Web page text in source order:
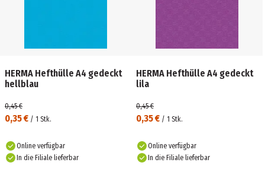
HERMA Hefthülle A4 gedeckt
hellblau
0,35 € / 1 Stk.
0,45 €
Online verfügbar
In die Filiale lieferbar
HERMA Hefthülle A4 gedeckt
lila
0,35 € / 1 Stk.
0,45 €
Online verfügbar
In die Filiale lieferbar